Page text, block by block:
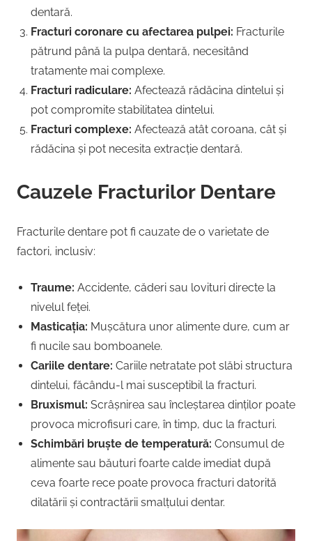
dentară.
Fracturi coronare cu afectarea pulpei: Fracturile
pătrund până la pulpa dentară, necesitând
tratamente mai complexe.
Fracturi radiculare: Afectează rădăcina dintelui și
pot compromite stabilitatea dintelui.
Fracturi complexe: Afectează atât coroana, cât și
rădăcina și pot necesita extracție dentară.
Cauzele Fracturilor Dentare
Fracturile dentare pot fi cauzate de o varietate de
factori, inclusiv:
Traume: Accidente, căderi sau lovituri directe la
nivelul feței.
Masticația: Mușcătura unor alimente dure, cum ar
fi nucile sau bomboanele.
Cariile dentare: Cariile netratate pot slăbi structura
dintelui, făcându-l mai susceptibil la fracturi.
Bruxismul: Scrâșnirea sau încleștarea dinților poate
provoca microfisuri care, în timp, duc la fracturi.
Schimbări bruște de temperatură: Consumul de
alimente sau băuturi foarte calde imediat după
ceva foarte rece poate provoca fracturi datorită
dilatării și contractării smalțului dentar.